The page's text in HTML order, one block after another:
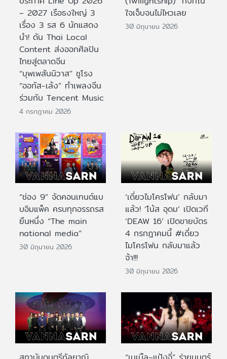
– 2027 เรือธงใหญ่ 3
เรื่อง 3 รส 6 นักแสดง
นำ! ดัน Thai Local
Content ส่งออกศิลปิน
ไทยสู่ตลาดจีน
“บุพเพสันนิวาส” ชูโรง
“ออกัส-เล้ง” ทำเพลงจีน
ร่วมกับ Tencent Music
4 กรกฎาคม 2026
ใจเจ็บจนไม่ไหวเลย
30 มิถุนายน 2026
“ช่อง 9” จัดคอนเทนต์แบ
บอิมแพ็ค ครบทุกอรรถรส
ยืนหนึ่ง “The main
national media”
30 มิถุนายน 2026
‘เดี่ยวไมโครโฟน’ กลับมา
แล้ว! ‘โน้ส อุดม’ เปิดเวที
‘DEAW 16’ เปิดขายบัตร
4 กรกฎาคมนี้ #เดี่ยว
ไมโครโฟน กลับมาแล้ว
จ้า!!!
30 มิถุนายน 2026